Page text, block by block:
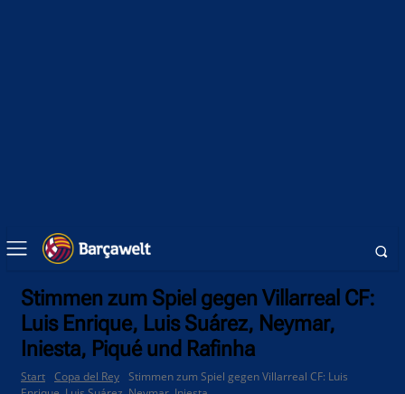
Stimmen zum Spiel gegen Villarreal CF:
Luis Enrique, Luis Suárez, Neymar,
Iniesta, Piqué und Rafinha
Start Copa del Rey Stimmen zum Spiel gegen Villarreal CF: Luis